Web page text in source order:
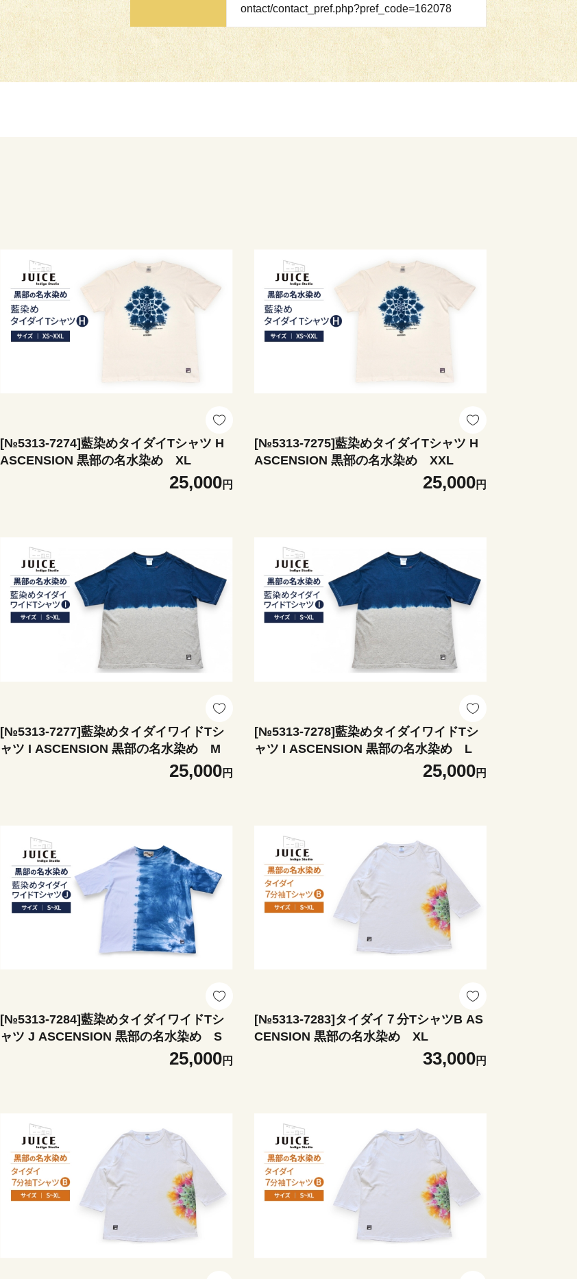
ontact/contact_pref.php?pref_code=162078
[№5313-7274]藍染めタイダイTシャツ H
ASCENSION 黒部の名水染め XL
25,000円
[№5313-7275]藍染めタイダイTシャツ H
ASCENSION 黒部の名水染め XXL
25,000円
[№5313-7277]藍染めタイダイワイドTシ
ャツ I ASCENSION 黒部の名水染め M
25,000円
[№5313-7278]藍染めタイダイワイドTシ
ャツ I ASCENSION 黒部の名水染め L
25,000円
[№5313-7284]藍染めタイダイワイドTシ
ャツ J ASCENSION 黒部の名水染め S
25,000円
[№5313-7283]タイダイ７分TシャツB AS
CENSION 黒部の名水染め XL
33,000円